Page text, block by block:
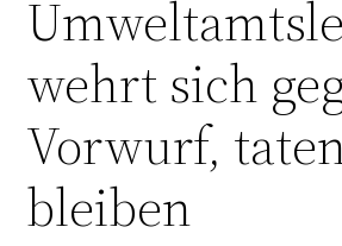
wehrt sich
Vorwurf,
bleiben